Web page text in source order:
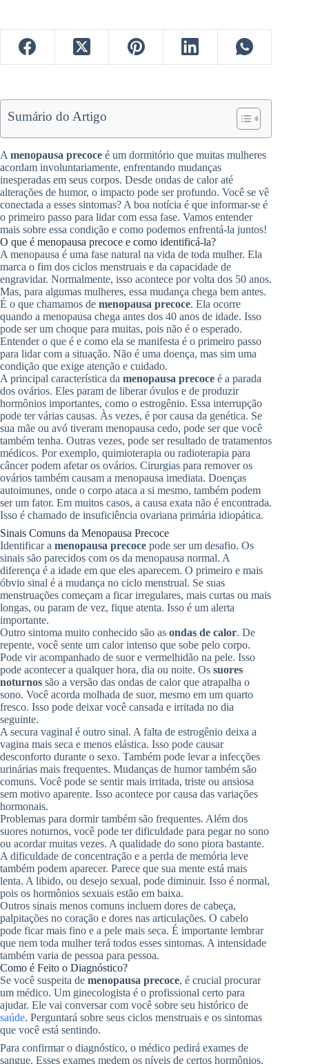
Sumário do Artigo
A menopausa precoce é um dormitório que muitas mulheres
acordam involuntariamente, enfrentando mudanças
inesperadas em seus corpos. Desde ondas de calor até
alterações de humor, o impacto pode ser profundo. Você se vê
conectada a esses sintomas? A boa notícia é que informar-se é
o primeiro passo para lidar com essa fase. Vamos entender
mais sobre essa condição e como podemos enfrentá-la juntos!
O que é menopausa precoce e como identificá-la?
A menopausa é uma fase natural na vida de toda mulher. Ela
marca o fim dos ciclos menstruais e da capacidade de
engravidar. Normalmente, isso acontece por volta dos 50 anos.
Mas, para algumas mulheres, essa mudança chega bem antes.
É o que chamamos de menopausa precoce. Ela ocorre
quando a menopausa chega antes dos 40 anos de idade. Isso
pode ser um choque para muitas, pois não é o esperado.
Entender o que é e como ela se manifesta é o primeiro passo
para lidar com a situação. Não é uma doença, mas sim uma
condição que exige atenção e cuidado.
A principal característica da menopausa precoce é a parada
dos ovários. Eles param de liberar óvulos e de produzir
hormônios importantes, como o estrogênio. Essa interrupção
pode ter várias causas. Às vezes, é por causa da genética. Se
sua mãe ou avó tiveram menopausa cedo, pode ser que você
também tenha. Outras vezes, pode ser resultado de tratamentos
médicos. Por exemplo, quimioterapia ou radioterapia para
câncer podem afetar os ovários. Cirurgias para remover os
ovários também causam a menopausa imediata. Doenças
autoimunes, onde o corpo ataca a si mesmo, também podem
ser um fator. Em muitos casos, a causa exata não é encontrada.
Isso é chamado de insuficiência ovariana primária idiopática.
Sinais Comuns da Menopausa Precoce
Identificar a menopausa precoce pode ser um desafio. Os
sinais são parecidos com os da menopausa normal. A
diferença é a idade em que eles aparecem. O primeiro e mais
óbvio sinal é a mudança no ciclo menstrual. Se suas
menstruações começam a ficar irregulares, mais curtas ou mais
longas, ou param de vez, fique atenta. Isso é um alerta
importante.
Outro sintoma muito conhecido são as ondas de calor. De
repente, você sente um calor intenso que sobe pelo corpo.
Pode vir acompanhado de suor e vermelhidão na pele. Isso
pode acontecer a qualquer hora, dia ou noite. Os suores
noturnos são a versão das ondas de calor que atrapalha o
sono. Você acorda molhada de suor, mesmo em um quarto
fresco. Isso pode deixar você cansada e irritada no dia
seguinte.
A secura vaginal é outro sinal. A falta de estrogênio deixa a
vagina mais seca e menos elástica. Isso pode causar
desconforto durante o sexo. Também pode levar a infecções
urinárias mais frequentes. Mudanças de humor também são
comuns. Você pode se sentir mais irritada, triste ou ansiosa
sem motivo aparente. Isso acontece por causa das variações
hormonais.
Problemas para dormir também são frequentes. Além dos
suores noturnos, você pode ter dificuldade para pegar no sono
ou acordar muitas vezes. A qualidade do sono piora bastante.
A dificuldade de concentração e a perda de memória leve
também podem aparecer. Parece que sua mente está mais
lenta. A libido, ou desejo sexual, pode diminuir. Isso é normal,
pois os hormônios sexuais estão em baixa.
Outros sinais menos comuns incluem dores de cabeça,
palpitações no coração e dores nas articulações. O cabelo
pode ficar mais fino e a pele mais seca. É importante lembrar
que nem toda mulher terá todos esses sintomas. A intensidade
também varia de pessoa para pessoa.
Como é Feito o Diagnóstico?
Se você suspeita de menopausa precoce, é crucial procurar
um médico. Um ginecologista é o profissional certo para
ajudar. Ele vai conversar com você sobre seu histórico de
saúde. Perguntará sobre seus ciclos menstruais e os sintomas
que você está sentindo.
Para confirmar o diagnóstico, o médico pedirá exames de
sangue. Esses exames medem os níveis de certos hormônios.